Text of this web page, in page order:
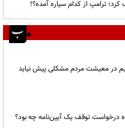
ترامپ از کدام سیاره آمده؟!
در معیشت مردم مشکلی پیش نیاید
درخواست توقف یک آیین‌نامه چه بود؟